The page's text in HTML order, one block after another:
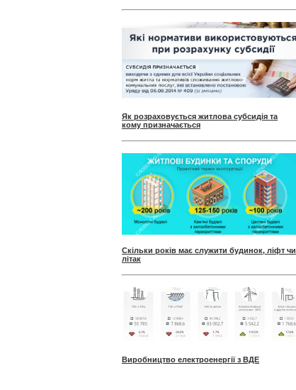
Як розраховується житлова субсидія та
кому призначається
Скільки років має служити будинок, ліфт чи
літак
Виробництво електроенергії з ВДЕ